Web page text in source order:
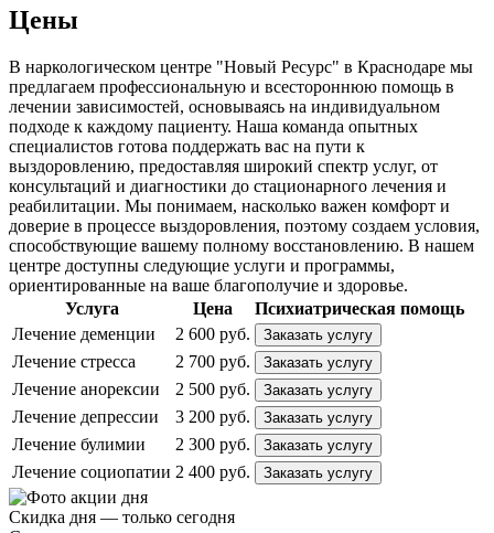
Цены
В наркологическом центре "Новый Ресурс" в Краснодаре мы
предлагаем профессиональную и всестороннюю помощь в
лечении зависимостей, основываясь на индивидуальном
подходе к каждому пациенту. Наша команда опытных
специалистов готова поддержать вас на пути к
выздоровлению, предоставляя широкий спектр услуг, от
консультаций и диагностики до стационарного лечения и
реабилитации. Мы понимаем, насколько важен комфорт и
доверие в процессе выздоровления, поэтому создаем условия,
способствующие вашему полному восстановлению. В нашем
центре доступны следующие услуги и программы,
ориентированные на ваше благополучие и здоровье.
Услуга
Цена
Психиатрическая помощь
Лечение деменции
2 600 руб. Заказать услугу
Лечение стресса 2 700 руб. Заказать услугу
Лечение анорексии 2 500 руб. Заказать услугу
Лечение депрессии 3 200 руб. Заказать услугу
Лечение булимии 2 300 руб. Заказать услугу
Лечение социопатии 2 400 руб. Заказать услугу
Скидка дня — только сегодня